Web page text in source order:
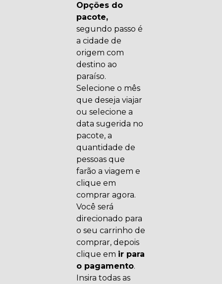
Opções do
pacote,
segundo passo é
a cidade de
origem com
destino ao
paraíso.
Selecione o mês
que deseja viajar
ou selecione a
data sugerida no
pacote, a
quantidade de
pessoas que
farão a viagem e
clique em
comprar agora.
Você será
direcionado para
o seu carrinho de
comprar, depois
clique em ir para
o pagamento.
Insira todas as